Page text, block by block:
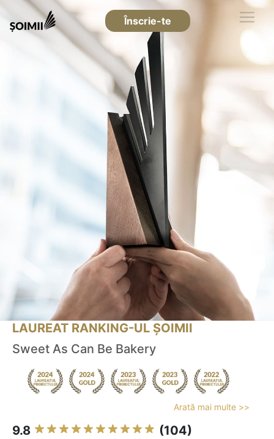
Înscrie-te
LAUREAT RANKING-UL ȘOIMII
Sweet As Can Be Bakery
Arată mai multe >>
9.8 (104)